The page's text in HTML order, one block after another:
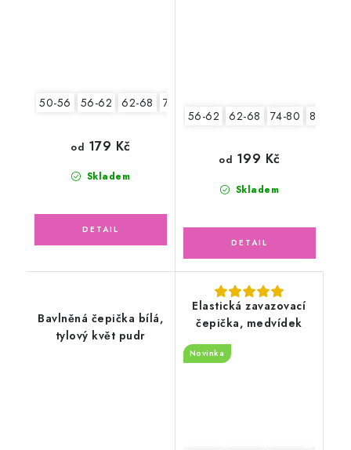
50-56 56-62 62-68 74-80
Skladem
od 179 Kč
56-62 62-68 74-80 80-86
Skladem
od 199 Kč
Bavlněná čepička bílá,
tylový květ pudr
Elastická zavazovací
čepička, medvídek
Novinka